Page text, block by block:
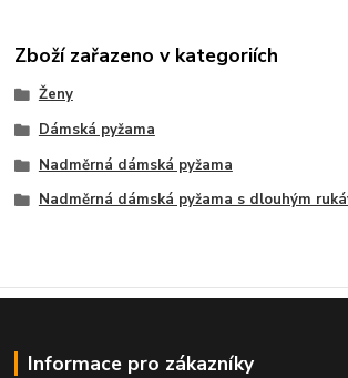
Zboží zařazeno v kategoriích
Ženy
Dámská pyžama
Nadměrná dámská pyžama
Nadměrná dámská pyžama s dlouhým
Informace pro zákazníky